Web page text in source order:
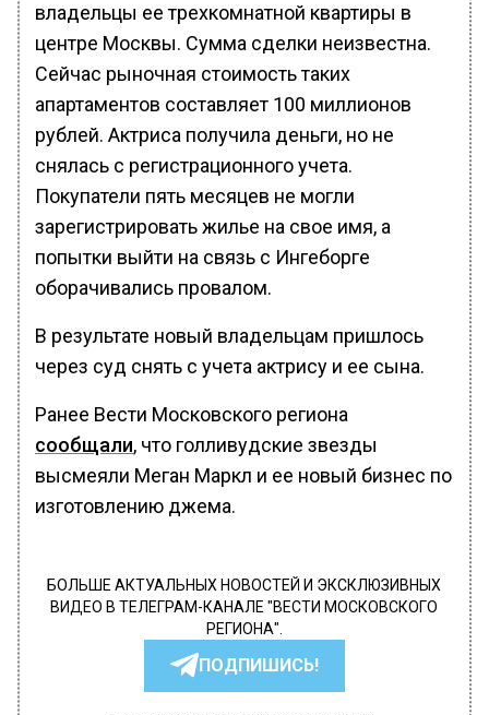
владельцы ее трехкомнатной квартиры в
центре Москвы. Сумма сделки неизвестна.
Сейчас рыночная стоимость таких
апартаментов составляет 100 миллионов
рублей. Актриса получила деньги, но не
снялась с регистрационного учета.
Покупатели пять месяцев не могли
зарегистрировать жилье на свое имя, а
попытки выйти на связь с Ингеборге
оборачивались провалом.
В результате новый владельцам пришлось
через суд снять с учета актрису и ее сына.
Ранее Вести Московского региона
сообщали, что голливудские звезды
высмеяли Меган Маркл и ее новый бизнес по
изготовлению джема.
БОЛЬШЕ АКТУАЛЬНЫХ НОВОСТЕЙ И ЭКСКЛЮЗИВНЫХ
ВИДЕО В ТЕЛЕГРАМ-КАНАЛЕ "ВЕСТИ МОСКОВСКОГО
РЕГИОНА".
ПОДПИШИСЬ!